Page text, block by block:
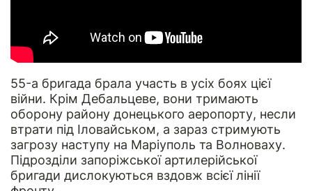
55-а бригада брала участь в усіх боях цієї
війни. Крім Дебальцеве, вони тримають
оборону району донецького аеропорту, несли
втрати під Іловайськом, а зараз стримують
загрозу наступу на Маріуполь та Волноваху.
Підрозділи запоріжської артилерійської
бригади дислокуються вздовж всієї лінії